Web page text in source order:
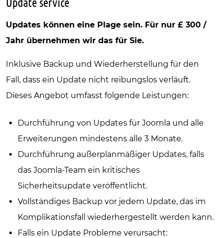
Updates können eine Plage sein. Für nur £ 300 /
Jahr übernehmen wir das für Sie.
Inklusive Backup und Wiederherstellung für den
Fall, dass ein Update nicht reibungslos verläuft.
Dieses Angebot umfasst folgende Leistungen:
Durchführung von Updates für Joomla und alle
Erweiterungen mindestens alle 3 Monate.
Durchführung außerplanmäßiger Updates, falls
das Joomla-Team ein kritisches
Sicherheitsupdate veröffentlicht.
Vollständiges Backup vor jedem Update, das im
Komplikationsfall wiederhergestellt werden kann.
Falls ein Update Probleme verursacht: